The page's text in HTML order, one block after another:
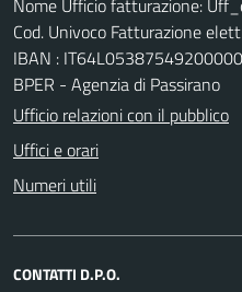
Cod. Univoco Fatturazione
IBAN :
BPER - Agenzia di Passirano
Ufficio relazioni con il pubblico
Uffici e orari
Numeri utili
CONTATTI D.P.O.